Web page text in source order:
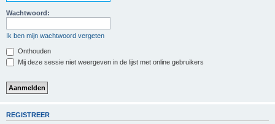
Wachtwoord:
Ik ben mijn wachtwoord vergeten
Onthouden
Mij deze sessie niet weergeven in de lijst met online gebruikers
REGISTREER